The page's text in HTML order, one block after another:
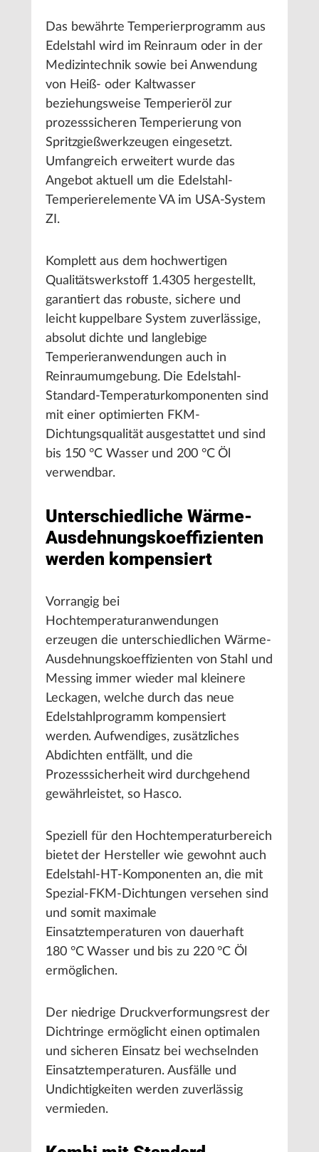
Das bewährte Temperierprogramm aus
Edelstahl wird im Reinraum oder in der
Medizintechnik sowie bei Anwendung
von Heiß- oder Kaltwasser
beziehungsweise Temperieröl zur
prozesssicheren Temperierung von
Spritzgießwerkzeugen eingesetzt.
Umfangreich erweitert wurde das
Angebot aktuell um die Edelstahl-
Temperierelemente VA im USA-System
ZI.
Komplett aus dem hochwertigen
Qualitätswerkstoff 1.4305 hergestellt,
garantiert das robuste, sichere und
leicht kuppelbare System zuverlässige,
absolut dichte und langlebige
Temperieranwendungen auch in
Reinraumumgebung. Die Edelstahl-
Standard-Temperaturkomponenten sind
mit einer optimierten FKM-
Dichtungsqualität ausgestattet und sind
bis 150 °C Wasser und 200 °C Öl
verwendbar.
Unterschiedliche Wärme-
Ausdehnungskoeffizienten
werden kompensiert
Vorrangig bei
Hochtemperaturanwendungen
erzeugen die unterschiedlichen Wärme-
Ausdehnungskoeffizienten von Stahl und
Messing immer wieder mal kleinere
Leckagen, welche durch das neue
Edelstahlprogramm kompensiert
werden. Aufwendiges, zusätzliches
Abdichten entfällt, und die
Prozesssicherheit wird durchgehend
gewährleistet, so Hasco.
Speziell für den Hochtemperaturbereich
bietet der Hersteller wie gewohnt auch
Edelstahl-HT-Komponenten an, die mit
Spezial-FKM-Dichtungen versehen sind
und somit maximale
Einsatztemperaturen von dauerhaft
180 °C Wasser und bis zu 220 °C Öl
ermöglichen.
Der niedrige Druckverformungsrest der
Dichtringe ermöglicht einen optimalen
und sicheren Einsatz bei wechselnden
Einsatztemperaturen. Ausfälle und
Undichtigkeiten werden zuverlässig
vermieden.